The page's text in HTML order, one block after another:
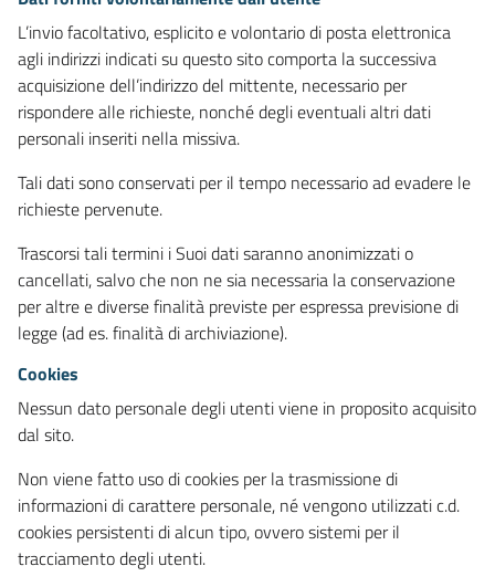
L’invio facoltativo, esplicito e volontario di posta elettronica
agli indirizzi indicati su questo sito comporta la successiva
acquisizione dell’indirizzo del mittente, necessario per
rispondere alle richieste, nonché degli eventuali altri dati
personali inseriti nella missiva.
Tali dati sono conservati per il tempo necessario ad evadere le
richieste pervenute.
Trascorsi tali termini i Suoi dati saranno anonimizzati o
cancellati, salvo che non ne sia necessaria la conservazione
per altre e diverse finalità previste per espressa previsione di
legge (ad es. finalità di archiviazione).
Cookies
Nessun dato personale degli utenti viene in proposito acquisito
dal sito.
Non viene fatto uso di cookies per la trasmissione di
informazioni di carattere personale, né vengono utilizzati c.d.
cookies persistenti di alcun tipo, ovvero sistemi per il
tracciamento degli utenti.